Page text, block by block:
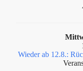
Wieder ab 12.8.: